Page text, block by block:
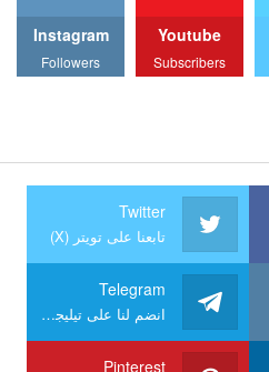
Youtube
Subscribers
Instagram
Followers
Twitter
تابعنا على تويتر (X)
Telegram
انضم لنا على تيليجرام
Pinterest